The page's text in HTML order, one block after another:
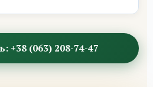
+38 (063) 208-74-47